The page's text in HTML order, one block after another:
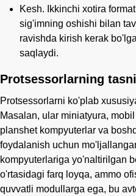
Kesh. Ikkinchi xotira
sig'imning oshishi bilan
ravishda kirish kerak
saqlaydi.
Protsessorlarning
Protsessorlarni ko'plab
Masalan, ular miniatyura,
planshet kompyuterlar va
foydalanish uchun
kompyuterlariga yo'naltirilgan
o'rtasidagi farq loyqa, ammo
quvvatli modullarga ega, bu